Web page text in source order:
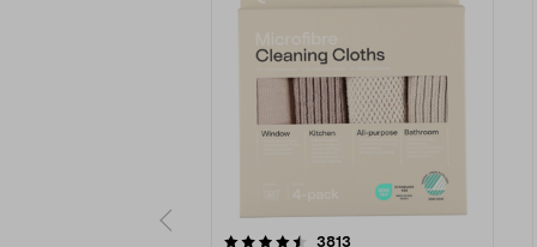
3813
4.5av 5 stjerner